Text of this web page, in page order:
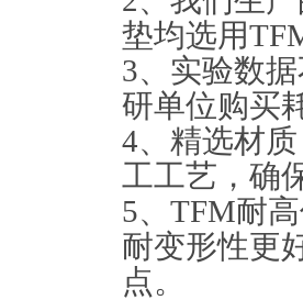
垫均选用
3、实验数
研单位购买
4、精选材
工工艺，确
5、TFM耐
耐变形性更
点。